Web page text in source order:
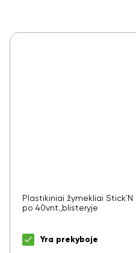
Plastikiniai žymekliai
po 40vnt.,blisteryje
Yra prekyboje